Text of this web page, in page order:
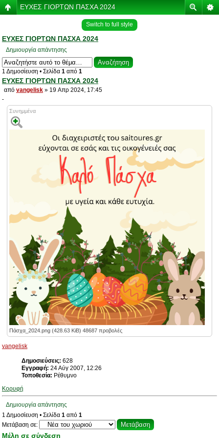
ΕΥΧΕΣ ΓΙΟΡΤΩΝ ΠΑΣΧΑ 2024
Switch to full style
ΕΥΧΕΣ ΓΙΟΡΤΩΝ ΠΑΣΧΑ 2024
Δημιουργία απάντησης
1 Δημοσίευση • Σελίδα 1 από 1
ΕΥΧΕΣ ΓΙΟΡΤΩΝ ΠΑΣΧΑ 2024
από vangelisk » 19 Απρ 2024, 17:45
-
Συνημμένα
Πάσχα_2024.png (428.63 KiB) 48687 προβολές
vangelisk
Δημοσιεύσεις: 628
Εγγραφή: 24 Αύγ 2007, 12:26
Τοποθεσία: Ρέθυμνο
Κορυφή
Δημιουργία απάντησης
1 Δημοσίευση • Σελίδα 1 από 1
Μετάβαση σε:
Μέλη σε σύνδεση